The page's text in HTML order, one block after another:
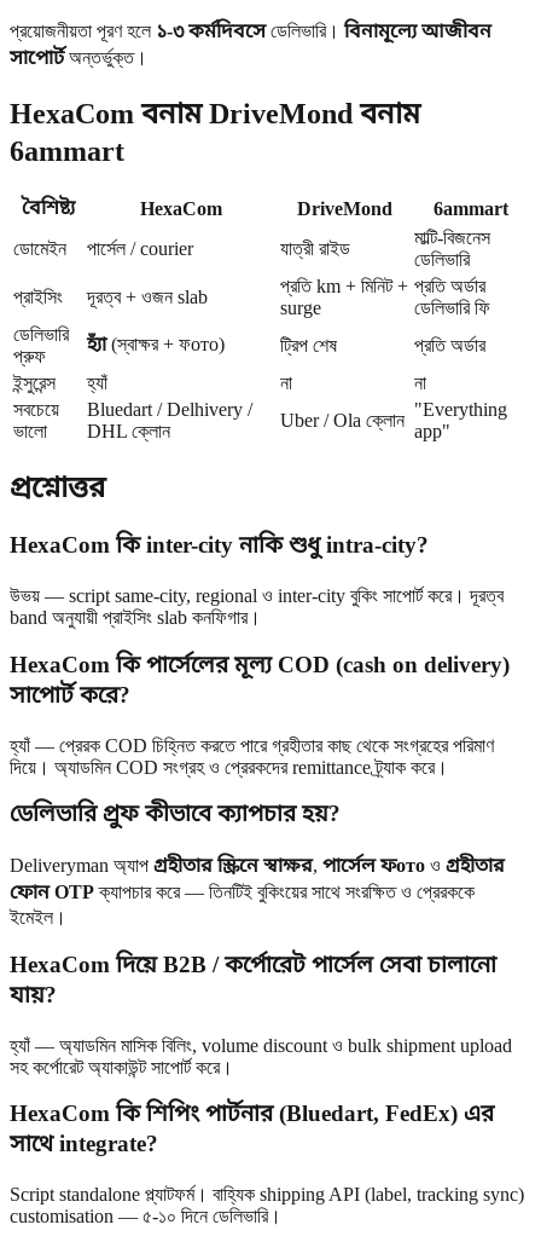
প্রয়োজনীয়তা পূরণ হলে ১-৩ কর্মদিবসেডেলিভারি।বিনামূল্যে আজীবন
সাপোর্টঅন্তর্ভুক্ত।
HexaCom বনাম DriveMond বনাম
6ammart
বৈশিষ্ট্য HexaCom DriveMond
6ammart
ডোমেইন
পার্সেল / courier যাত্রী রাইড
মাল্টি-বিজনেস
ডেলিভারি
প্রাইসিং
দূরত্ব + ওজন slab
প্রতি km + মিনিট +
surge
প্রতি অর্ডার
ডেলিভারি ফি
ডেলিভারি
প্রুফ
হ্যাঁ(স্বাক্ষর + ফото) ট্রিপ শেষ
প্রতি অর্ডার
ইন্সুরেন্স
হ্যাঁ না
না
সবচেয়ে
ভালো
Bluedart / Delhivery /
DHL ক্লোন
Uber / Ola ক্লোন
"Everything
app"
প্রশ্নোত্তর
HexaCom কি inter-city নাকি শুধু intra-city?
উভয় — script same-city, regional ও inter-city বুকিং সাপোর্ট করে। দূরত্ব
band অনুযায়ী প্রাইসিং slab কনফিগার।
HexaCom কি পার্সেলের মূল্য COD (cash on delivery)
সাপোর্ট করে?
হ্যাঁ — প্রেরক COD চিহ্নিত করতে পারে গ্রহীতার কাছ থেকে সংগ্রহের পরিমাণ
দিয়ে। অ্যাডমিন COD সংগ্রহ ও প্রেরকদের remittance ট্র্যাক করে।
ডেলিভারি প্রুফ কীভাবে ক্যাপচার হয়?
Deliveryman অ্যাপ গ্রহীতার স্ক্রিনে স্বাক্ষর, পার্সেল ফото ও গ্রহীতার
ফোন OTPক্যাপচার করে — তিনটিই বুকিংয়ের সাথে সংরক্ষিত ও প্রেরককে
ইমেইল।
HexaCom দিয়ে B2B / কর্পোরেট পার্সেল সেবা চালানো
যায়?
হ্যাঁ — অ্যাডমিন মাসিক বিলিং, volume discount ও bulk shipment upload
সহ কর্পোরেট অ্যাকাউন্ট সাপোর্ট করে।
HexaCom কি শিপিং পার্টনার (Bluedart, FedEx) এর
সাথে integrate?
Script standalone প্ল্যাটফর্ম। বাহ্যিক shipping API (label, tracking sync)
customisation — ৫-১০ দিনে ডেলিভারি।